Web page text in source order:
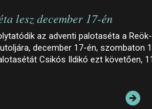
lesz december 17-én
az adventi palotaséta a Reök-
december 17-én, szombaton
Csikós Ildikó ezt követően,